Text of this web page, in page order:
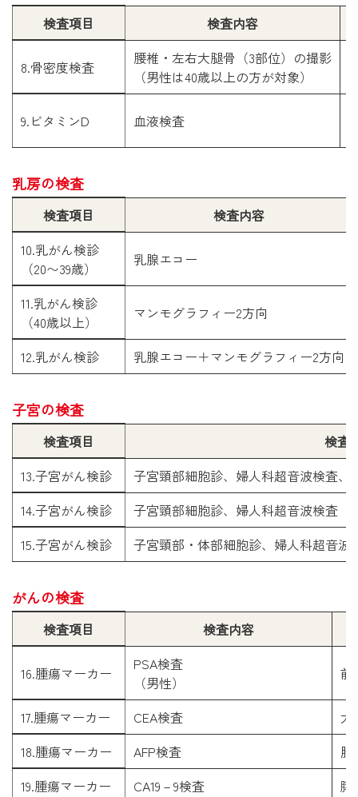
検査項目 検査内容
8.骨密度検査
腰椎・左右大腿骨（3部位）の撮影
（男性は40歳以上の方が対象）
9.ビタミンD 血液検査
乳房の検査
検査項目
検査内容
10.乳がん検診
（20〜39歳）
乳腺エコー
11.乳がん検診
（40歳以上）
マンモグラフィー2方向
12.乳がん検診 乳腺エコー＋マンモグラフィー2方向
子宮の検査
検査項目
検査
13.子宮がん検診
子宮頸部細胞診、婦人科超音波検査、
14.子宮がん検診
子宮頸部細胞診、婦人科超音波検査
15.子宮がん検診
子宮頸部・体部細胞診、婦人科超音波
がんの検査
検査項目 検査内容
16.腫瘍マーカー
PSA検査
（男性）
前
17.腫瘍マーカー CEA検査
大
18.腫瘍マーカー
AFP検査
肝
19.腫瘍マーカー
CA19－9検査 膵